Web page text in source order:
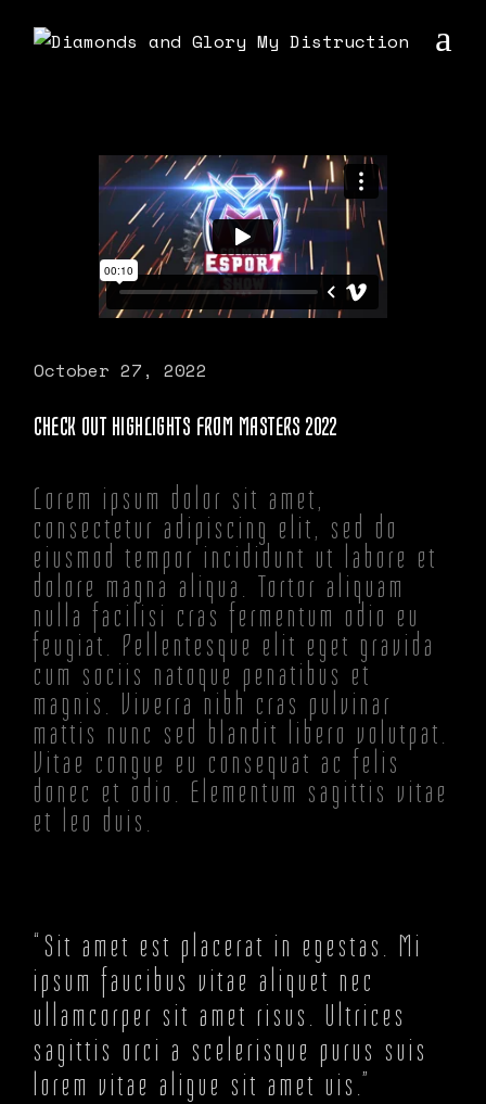
October 27, 2022
CHECK OUT HIGHLIGHTS FROM MASTERS 2022
Lorem ipsum dolor sit amet,
consectetur adipiscing elit, sed do
eiusmod tempor incididunt ut labore et
dolore magna aliqua. Tortor aliquam
nulla facilisi cras fermentum odio eu
feugiat. Pellentesque elit eget gravida
cum sociis natoque penatibus et
magnis. Viverra nibh cras pulvinar
mattis nunc sed blandit libero volutpat.
Vitae congue eu consequat ac felis
donec et odio. Elementum sagittis vitae
et leo duis.
“Sit amet est placerat in egestas. Mi
ipsum faucibus vitae aliquet nec
ullamcorper sit amet risus. Ultrices
sagittis orci a scelerisque purus suis
lorem vitae aligue sit amet uis.”